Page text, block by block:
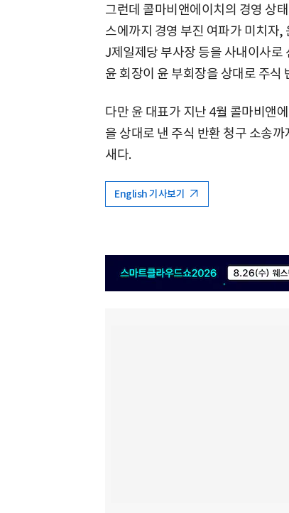
그런데 콜마비앤에이치의 경영 상
스에까지 경영 부진 여파가 미치자
J제일제당 부사장 등을 사내이사로
윤 회장이 윤 부회장을 상대로 주식
다만 윤 대표가 지난 4월 콜마비앤
을 상대로 낸 주식 반환 청구 소송
새다.
English 기사보기